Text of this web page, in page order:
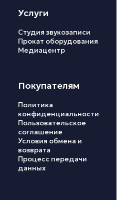
Услуги
Студия звукозаписи
Прокат оборудования
Медиацентр
Покупателям
Политика
конфиденциальности
Пользовательское
соглашение
Условия обмена и
возврата
Процесс передачи
данных